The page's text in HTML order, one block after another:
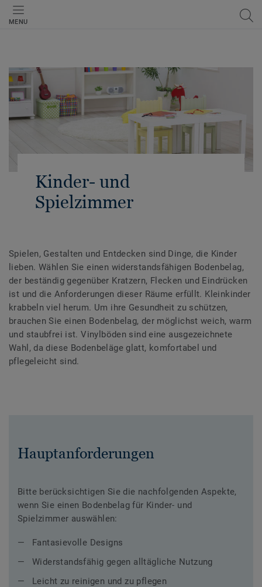
MENU
Kinder- und
Spielzimmer
Spielen, Gestalten und Entdecken sind Dinge, die Kinder
lieben. Wählen Sie einen widerstandsfähigen Bodenbelag,
der beständig gegenüber Kratzern, Flecken und Eindrücken
ist und die Anforderungen dieser Räume erfüllt. Kleinkinder
krabbeln viel herum. Um ihre Gesundheit zu schützen,
brauchen Sie einen Bodenbelag, der möglichst weich, warm
und staubfrei ist. Vinylböden sind eine ausgezeichnete
Wahl, da diese Bodenbeläge glatt, komfortabel und
pflegeleicht sind.
Hauptanforderungen
Bitte berücksichtigen Sie die nachfolgenden Aspekte,
wenn Sie einen Bodenbelag für Kinder- und
Spielzimmer auswählen:
Fantasievolle Designs
Widerstandsfähig gegen alltägliche Nutzung
Leicht zu reinigen und zu pflegen